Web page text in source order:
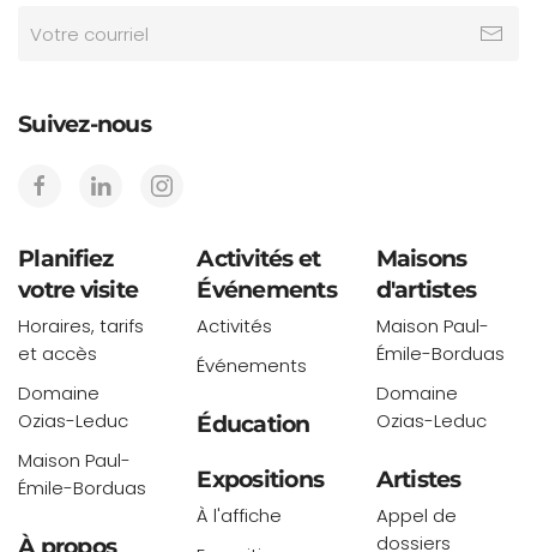
Suivez-nous
Planifiez
votre visite
Horaires, tarifs
et accès
Domaine
Ozias-Leduc
Maison Paul-
Émile-Borduas
Activités et
Événements
Activités
Événements
Éducation
Expositions
À l'affiche
Maisons
d'artistes
Maison Paul-
Émile-Borduas
Domaine
Ozias-Leduc
Artistes
Appel de
dossiers